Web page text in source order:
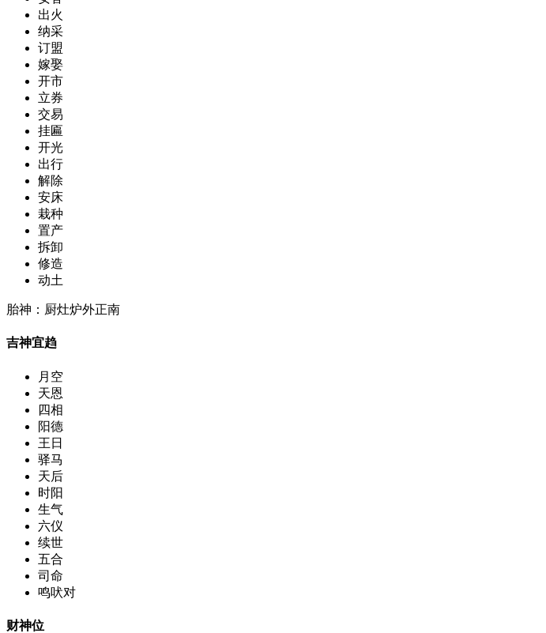
出火
纳采
订盟
嫁娶
开市
立券
交易
挂匾
开光
出行
解除
安床
栽种
置产
拆卸
修造
动土
胎神：厨灶炉外正南
吉神宜趋
月空
天恩
四相
阳德
王日
驿马
天后
时阳
生气
六仪
续世
五合
司命
鸣吠对
财神位